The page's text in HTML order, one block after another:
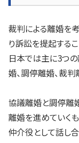
裁判による離婚を
り訴訟を提起する
日本では主に3つ
婚、調停離婚、裁
協議離婚と調停離
離婚を進めていく
仲介役として話し